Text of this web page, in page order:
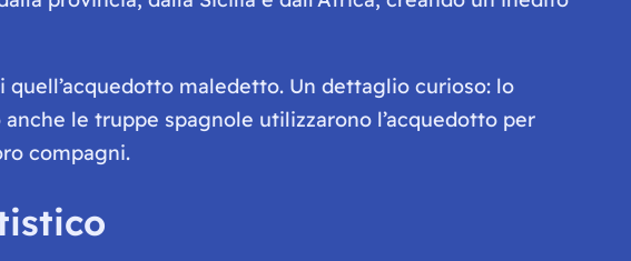
maledetto. Un dettaglio curioso: lo
le truppe spagnole utilizzarono l’acquedotto per
compagni.